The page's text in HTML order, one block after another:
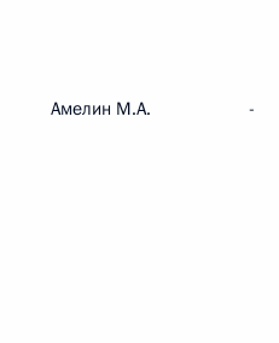
Амелин М.А. -